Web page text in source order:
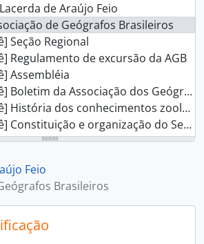
de Araújo Feio
de Geógrafos Brasileiros
Seção Regional
Regulamento de excursão da AGB
Assembléia
da Associação dos Geógrafos Brasileiros
dos conhecimentos zoológicos e zoogeográficos no Brasil.
e organização do Serviço de Biogeografia e Ecologia
e outros setores da Geografia: as etapas de um trabalho biogeográfico (palestra)
Programa de Biogeografia
Palestra
A História da Terra, por Emmanoel A. Martins
Zoogeografia
Feio
Brasileiros